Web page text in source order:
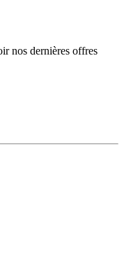
nos dernières offres